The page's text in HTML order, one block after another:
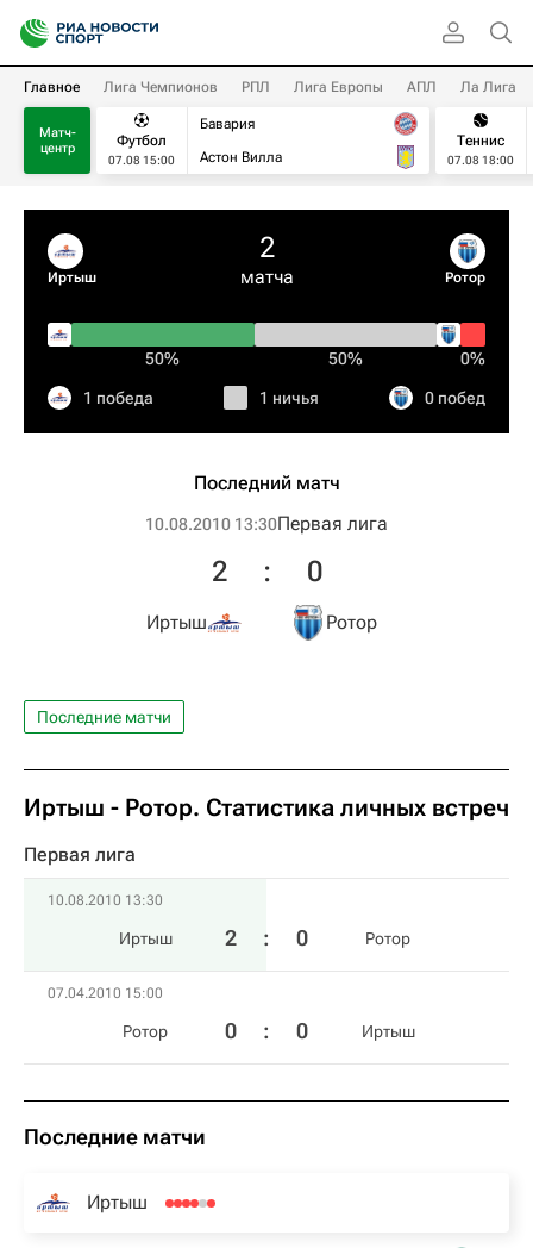
Главное Лига Чемпионов РПЛ Лига Европы АПЛ Ла Лига
Матч-
центр
Футбол
07.08 15:00
Бавария
Астон Вилла
Теннис
07.08 18:00
Иртыш
2
матча Ротор
50% 50% 0%
1 победа 1 ничья 0 побед
Последний матч
10.08.2010 13:30Первая лига
Иртыш
2 : 0
Ротор
Последние матчи
Иртыш - Ротор. Статистика личных встреч
Первая лига
10.08.2010 13:30
Иртыш 2 : 0 Ротор
07.04.2010 15:00
Ротор 0 : 0 Иртыш
Последние матчи
Иртыш